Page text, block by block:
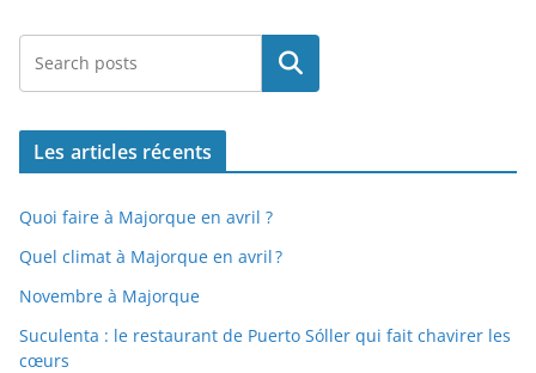
Rechercher
Les articles récents
Quoi faire à Majorque en avril ?
Quel climat à Majorque en avril ?
Novembre à Majorque
Suculenta : le restaurant de Puerto Sóller qui fait chavirer les
cœurs